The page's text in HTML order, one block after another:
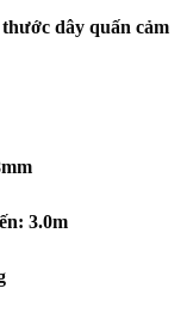
dây quấn cảm
3.0m